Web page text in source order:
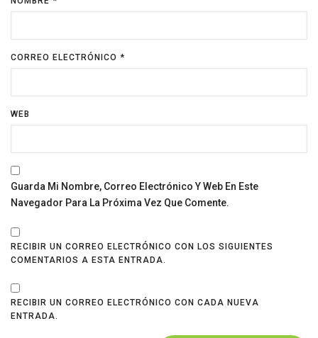
CORREO ELECTRÓNICO *
WEB
Guarda Mi Nombre, Correo Electrónico Y Web En Este
Navegador Para La Próxima Vez Que Comente.
RECIBIR UN CORREO ELECTRÓNICO CON LOS SIGUIENTES
COMENTARIOS A ESTA ENTRADA.
RECIBIR UN CORREO ELECTRÓNICO CON CADA NUEVA
ENTRADA.